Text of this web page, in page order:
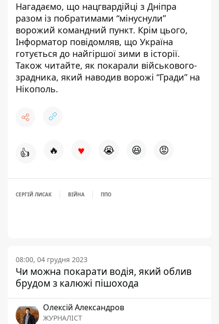
Нагадаємо, що нацгвардійці з Дніпра
разом із побратимами “мінуснули”
ворожий командний пункт. Крім цього,
Інформатор повідомляв, що Україна
готується до найгіршої зими в історії.
Також читайте, як покарали військового-
зрадника, який наводив ворожі “Гради” на
Нікополь.
👍 🔥 ♥ 😭 😆 😡
СЕРГІЙ ЛИСАК ВІЙНА ППО
08:00, 04 грудня 2023
Чи можна покарати водія, який облив
брудом з калюжі пішохода
Олексій Александров
ЖУРНАЛІСТ